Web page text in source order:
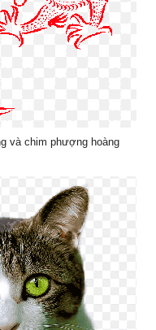
và chim phượng hoàng